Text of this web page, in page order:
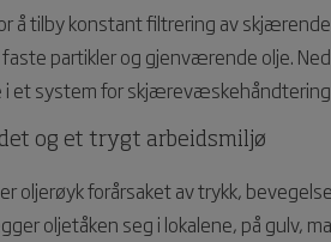
å tilby konstant filtrering av
partikler og gjenværende olje.
i et system for
og et trygt arbeidsmiljø
oljerøyk forårsaket av trykk,
oljetåken seg i lokalene, på gulv,